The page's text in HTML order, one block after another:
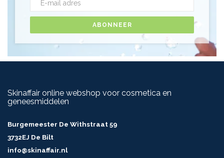
ABONNEER
Skinaffair online webshop voor cosmetica en
geneesmiddelen
Burgemeester De Withstraat 59
3732EJ De Bilt
info@skinaffair.nl